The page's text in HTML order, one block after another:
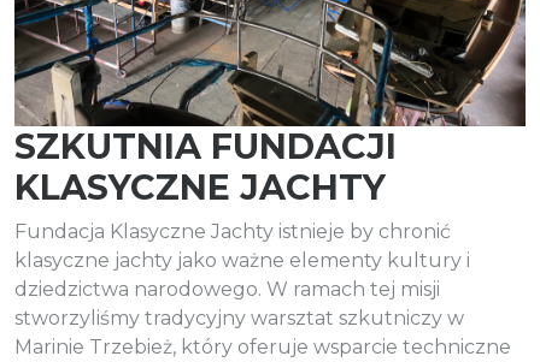
SZKUTNIA FUNDACJI
KLASYCZNE JACHTY
Fundacja Klasyczne Jachty istnieje by chronić
klasyczne jachty jako ważne elementy kultury i
dziedzictwa narodowego. W ramach tej misji
stworzyliśmy tradycyjny warsztat szkutniczy w
Marinie Trzebież, który oferuje wsparcie techniczne